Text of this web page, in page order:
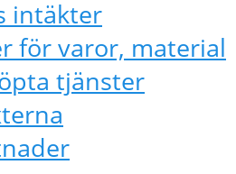
intäkter
för varor, material
tjänster